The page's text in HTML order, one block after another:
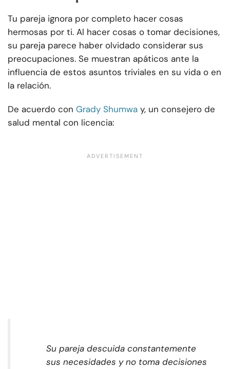
Tu pareja ignora por completo hacer cosas
hermosas por ti. Al hacer cosas o tomar decisiones,
su pareja parece haber olvidado considerar sus
preocupaciones. Se muestran apáticos ante la
influencia de estos asuntos triviales en su vida o en
la relación.
De acuerdo con Grady Shumwa y, un consejero de
salud mental con licencia:
Su pareja descuida constantemente
sus necesidades y no toma decisiones